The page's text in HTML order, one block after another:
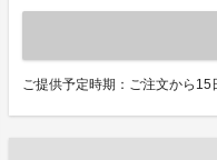
ご提供予定時期：ご注文から15